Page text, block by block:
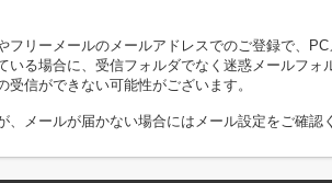
フリーメールのメールアドレスでのご登録で、
いる場合に、受信フォルダでなく迷惑メールフォ
受信ができない可能性がございます。
、メールが届かない場合にはメール設定をご確認